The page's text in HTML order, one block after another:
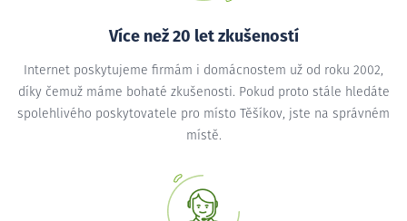
Více než 20 let zkušeností
Internet poskytujeme firmám i domácnostem už od roku 2002,
díky čemuž máme bohaté zkušenosti. Pokud proto stále hledáte
spolehlivého poskytovatele pro místo Těšíkov, jste na správném
místě.